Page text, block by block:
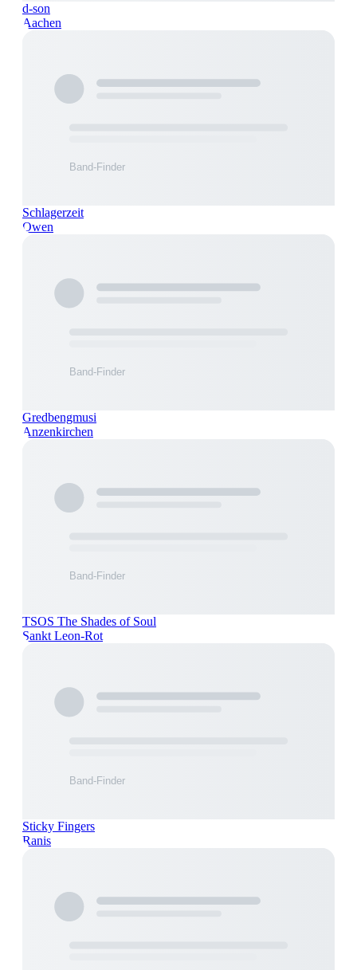
d-son
Aachen
Schlagerzeit
Owen
Gredbengmusi
Anzenkirchen
TSOS The Shades of Soul
Sankt Leon-Rot
Sticky Fingers
Ranis